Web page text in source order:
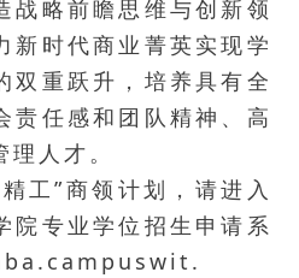
战略前瞻思维与创新领
新时代商业菁英实现学
双重跃升，培养具有全
责任感和团队精神、高
人才。
工”商领计划，请进入
院专业学位招生申请系